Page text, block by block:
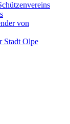
von
Stadt Olpe